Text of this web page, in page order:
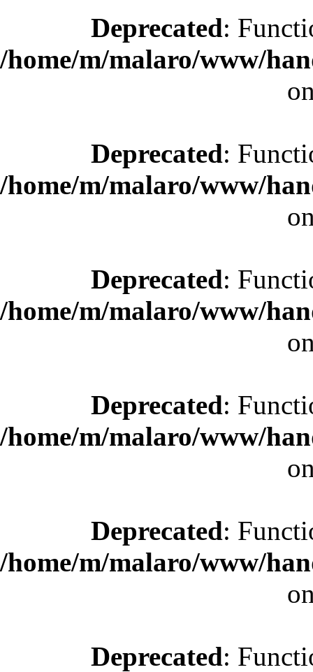
Deprecated:
/home/m/malaro/www/
Deprecated:
/home/m/malaro/www/
Deprecated:
/home/m/malaro/www/
Deprecated:
/home/m/malaro/www/
Deprecated:
/home/m/malaro/www/
Deprecated: